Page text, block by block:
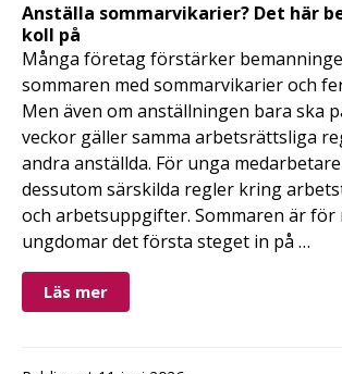
Anställa sommarvikarier? Det här
koll på
Många företag förstärker
sommaren med sommarvikarier och
Men även om anställningen bara ska
veckor gäller samma arbetsrättsliga
andra anställda. För unga
dessutom särskilda regler kring
och arbetsuppgifter. Sommaren är för
ungdomar det första steget in på …
Läs mer